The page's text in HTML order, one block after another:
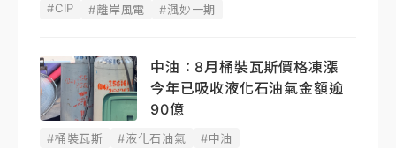
#CIP #離岸風電 #渢妙一期
中油：8月桶裝瓦斯價格凍漲
今年已吸收液化石油氣金額逾
90億
#桶裝瓦斯 #液化石油氣 #中油